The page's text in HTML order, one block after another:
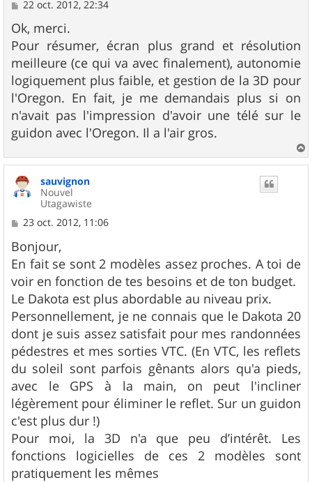
M
s
s
a
g
e
22 oct. 2012, 22:34
Ok, merci.
Pour résumer, écran plus grand et résolution
meilleure (ce qui va avec finalement), autonomie
logiquement plus faible, et gestion de la 3D pour
l'Oregon. En fait, je me demandais plus si on
n'avait pas l'impression d'avoir une télé sur le
guidon avec l'Oregon. Il a l'air gros.
a
sauvignon
Nouvel
Utagawiste
M
s
s
a
g
e
23 oct. 2012, 11:06
Bonjour,
En fait se sont 2 modèles assez proches. A toi de
voir en fonction de tes besoins et de ton budget.
Le Dakota est plus abordable au niveau prix.
Personnellement, je ne connais que le Dakota 20
dont je suis assez satisfait pour mes randonnées
pédestres et mes sorties VTC. (En VTC, les reflets
du soleil sont parfois gênants alors qu'a pieds,
avec le GPS à la main, on peut l'incliner
légèrement pour éliminer le reflet. Sur un guidon
c'est plus dur !)
Pour moi, la 3D n'a que peu d’intérêt. Les
fonctions logicielles de ces 2 modèles sont
pratiquement les mêmes